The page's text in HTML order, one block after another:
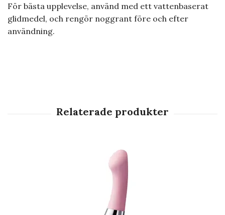
För bästa upplevelse, använd med ett vattenbaserat
glidmedel, och rengör noggrant före och efter
användning.